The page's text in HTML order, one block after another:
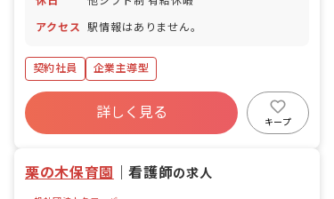
アクセス 駅情報はありません。
契約社員 企業主導型
詳しく見る
キープ
栗の木保育園 ｜看護師の求人